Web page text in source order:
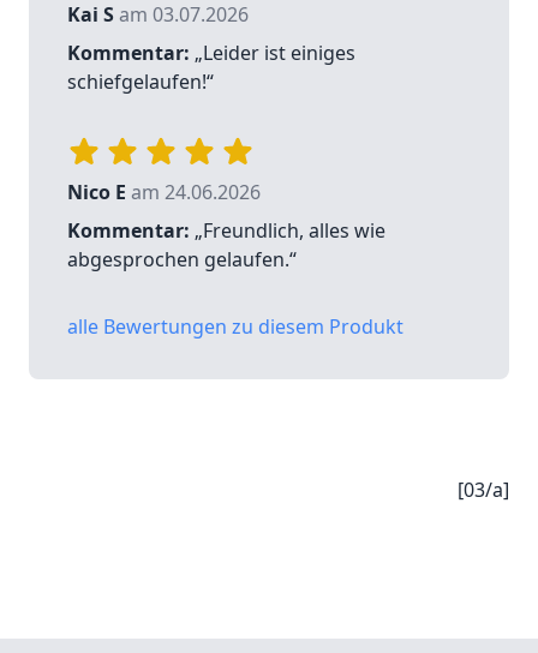
Kai Sam 03.07.2026
Kommentar: „Leider ist einiges
schiefgelaufen!“
Nico E am 24.06.2026
Kommentar: „Freundlich, alles wie
abgesprochen gelaufen.“
alle Bewertungen zu diesem Produkt
[03/a]